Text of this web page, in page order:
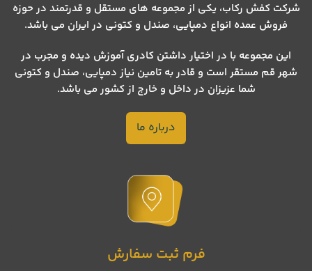
شرکت کفش رکاب، یکی از مجموعه های مستقل و قدرتمند در حوزه
فروش عمده انواع دمپایی، صندل و کتونی در ایران می باشد.
این مجموعه با در اختیار داشتن کادری آموزش دیده و مجرب در
شهر قم مستقر است و قادر به تامین نیاز دمپایی، صندل و کتونی
شما عزیزان در داخل و خارج از کشور می باشد.
درباره ما
فرم ثبت سفارش